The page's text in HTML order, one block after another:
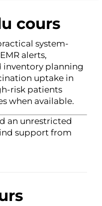
cours
system-
alerts,
inventory planning
uptake in
risk patients
when available.
an unrestricted
support from